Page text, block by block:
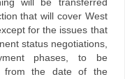
that will cover West
for the issues that
status negotiations,
phases, to be
from the date of the